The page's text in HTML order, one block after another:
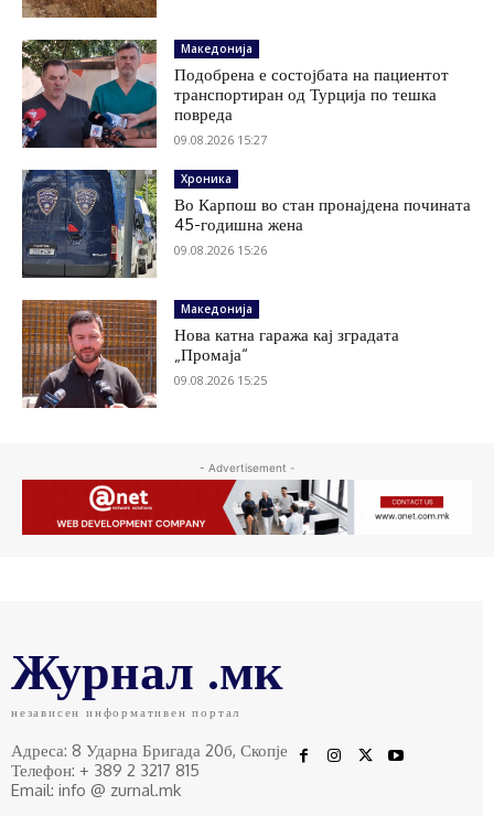
Македонија
Подобрена е состојбата на пациентот
транспортиран од Турција по тешка
повреда
09.08.2026 15:27
Хроника
Во Карпош во стан пронајдена почината
45-годишна жена
09.08.2026 15:26
Македонија
Нова катна гаража кај зградата
„Промаја“
09.08.2026 15:25
- Advertisement -
Журнал .мк
независен информативен портал
Адреса: 8 Ударна Бригада 20б, Скопје
Телефон: + 389 2 3217 815
Email: info @ zurnal.mk